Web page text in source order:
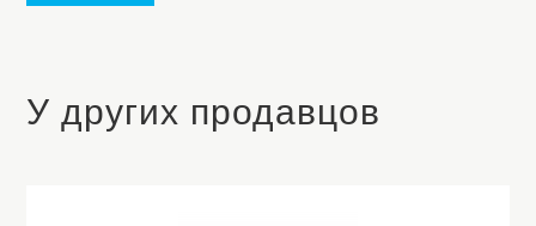
У других продавцов